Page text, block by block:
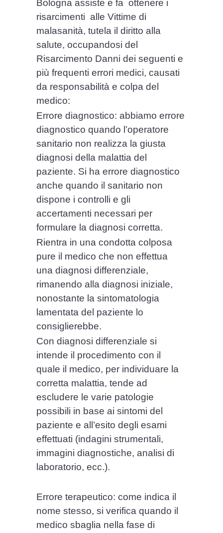
Bologna assiste e fa ottenere i
risarcimenti alle Vittime di
malasanità, tutela il diritto alla
salute, occupandosi del
Risarcimento Danni dei seguenti e
più frequenti errori medici, causati
da responsabilità e colpa del
medico:
Errore diagnostico: abbiamo errore
diagnostico quando l’operatore
sanitario non realizza la giusta
diagnosi della malattia del
paziente. Si ha errore diagnostico
anche quando il sanitario non
dispone i controlli e gli
accertamenti necessari per
formulare la diagnosi corretta.
Rientra in una condotta colposa
pure il medico che non effettua
una diagnosi differenziale,
rimanendo alla diagnosi iniziale,
nonostante la sintomatologia
lamentata del paziente lo
consiglierebbe.
Con diagnosi differenziale si
intende il procedimento con il
quale il medico, per individuare la
corretta malattia, tende ad
escludere le varie patologie
possibili in base ai sintomi del
paziente e all’esito degli esami
effettuati (indagini strumentali,
immagini diagnostiche, analisi di
laboratorio, ecc.).
Errore terapeutico: come indica il
nome stesso, si verifica quando il
medico sbaglia nella fase di